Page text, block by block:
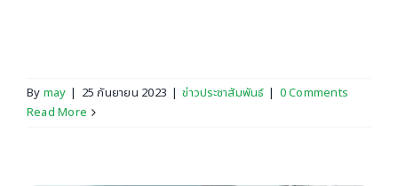
By may | 25 กันยายน 2023 | ข่าวประชาสัมพันธ์ | 0 Comments
Read More